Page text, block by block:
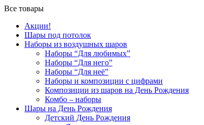
Все товары
Акции!
Шары под потолок
Наборы из воздушных шаров
Наборы “Для любимых”
Наборы “Для него”
Наборы “Для неё”
Наборы и композиции с цифрами
Композиции из шаров на День Рождения
Комбо – наборы
Шары на День Рождения
Детский День Рождения